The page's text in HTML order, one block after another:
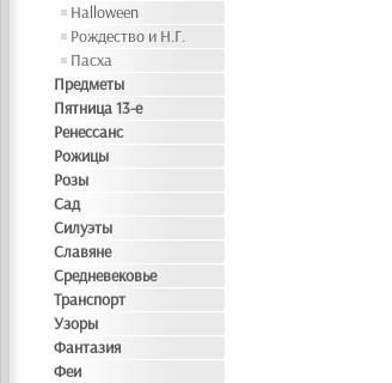
Halloween
Рождество и Н.Г.
Пасха
Предметы
Пятница 13-е
Ренессанс
Рожицы
Розы
Сад
Силуэты
Славяне
Средневековье
Транспорт
Узоры
Фантазия
Феи